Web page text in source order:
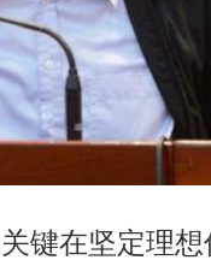
键在坚定理